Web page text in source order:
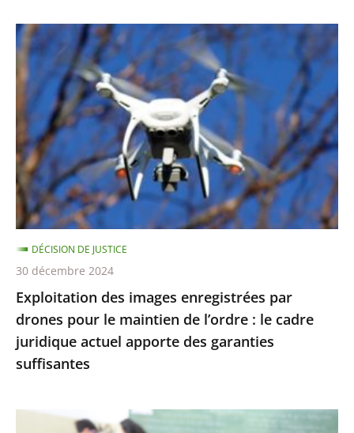
pêche
dans
le
Golfe
de
Gascogne,
durant
qu...
Exploitation
des
images
enregistrées
par
drones
pour
le
maintien
de
l’ordre
:
le
cadre
juridique
actuel
des
Exploitation des images enregistrées par
drones pour le maintien de l’ordre : le cadre
juridique actuel apporte des garanties
suffisantes
DÉCISION DE JUSTICE
30 décembre 2024
L’interdiction